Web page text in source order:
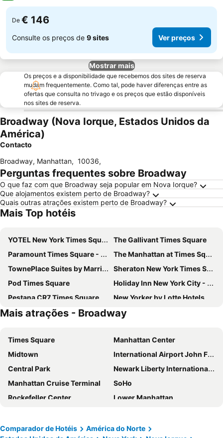
De € 146
Consulte os preços de 9 sites Ver preços
Mostrar mais
Os preços e a disponibilidade que recebemos dos sites de reserva
mudam frequentemente. Como tal, pode haver diferenças entre as
ofertas que consulta no trivago e os preços que estão disponíveis
nos sites de reserva.
Broadway (Nova Iorque, Estados Unidos da
América)
Contacto
Broadway, Manhattan, 10036,
Perguntas frequentes sobre Broadway
O que faz com que Broadway seja popular em Nova Iorque?
Que alojamentos existem perto de Broadway?
Quais outras atrações existem perto de Broadway?
Mais Top hotéis
YOTEL New York Times Square
The Gallivant Times Square
Paramount Times Square - A Generator Hotel
The Manhattan at Times Square Hotel
TownePlace Suites by Marriott New York Long Island City/Manhattan View
Sheraton New York Times Square Hotel
Pod Times Square
Holiday Inn New York City - Times Square By Ihg
Pestana CR7 Times Square
New Yorker by Lotte Hotels
Hotel Riu Plaza Manhattan Times Square
Hotel Riu Plaza New York Times Square
AMTD Idea Tribeca Hotel
Carlton Arms Hotel
Eurostars Wall Street
Times Square West Hotel, BW Signature Collection
ROW NYC
SpringHill Suites by Marriott New York Queens
Pod 51
Residence Inn by Marriott New York JFK Airport
OYO Times Square
LIC Manhattan View Hotel
Americana Inn
Wyndham Garden Chinatown
Mais atrações - Broadway
Times Square
Manhattan Center
Midtown
International Airport John F. Kennedy
Central Park
Newark Liberty International Airport
Manhattan Cruise Terminal
SoHo
Rockefeller Center
Lower Manhattan
Aeroporto LaGuardia
Madison Square Garden
Comparador de Hotéis
América do Norte